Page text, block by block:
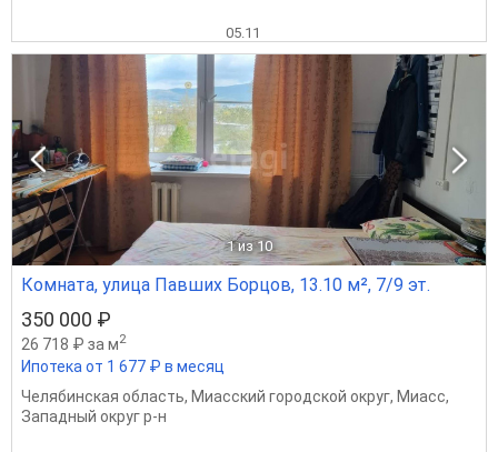
05.11
1 из 10
Комната, улица Павших Борцов, 13.10 м², 7/9 эт.
350 000 ₽
26 718 ₽ за м2
Ипотека от 1 677 ₽ в месяц
Челябинская область, Миасский городской округ, Миасс,
Западный округ р-н